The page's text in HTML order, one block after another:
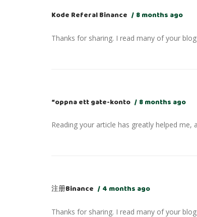
Kode Referal Binance 8 months ago
Thanks for sharing. I read many of your
“oppna ett gate-konto 8 months ago
Reading your article has greatly helped
注册Binance 4 months ago
Thanks for sharing. I read many of your